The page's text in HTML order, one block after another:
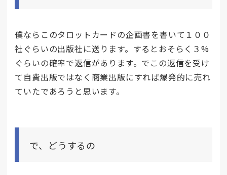
僕ならこのタロットカードの企画書を書いて１００
社ぐらいの出版社に送ります。するとおそらく３%
ぐらいの確率で返信があります。でこの返信を受け
て自費出版ではなく商業出版にすれば爆発的に売れ
ていたであろうと思います。
で、どうするの